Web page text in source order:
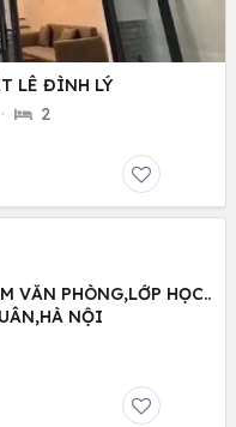
LÊ ĐÌNH LÝ
· 2
VĂN PHÒNG,LỚP HỌC..
NỘI